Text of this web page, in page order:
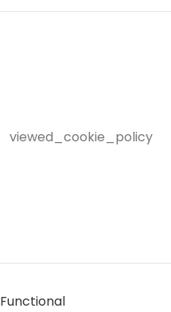
viewed_cookie_policy
Functional